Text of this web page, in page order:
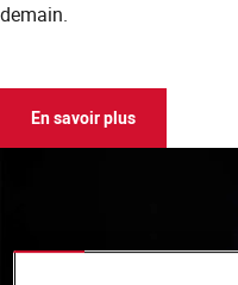
demain.
En savoir plus